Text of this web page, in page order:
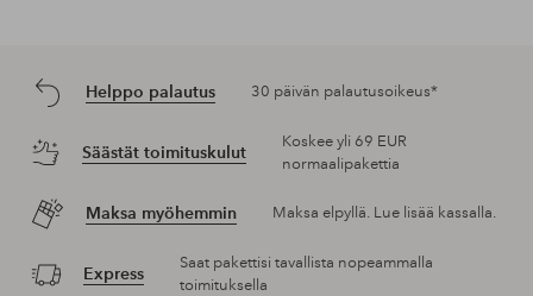
Helppo palautus 30 päivän palautusoikeus*
Säästät toimituskulut
Koskee yli 69 EUR
normaalipakettia
Maksa myöhemmin Maksa elpyllä. Lue lisää kassalla.
Express
Saat pakettisi tavallista nopeammalla
toimituksella